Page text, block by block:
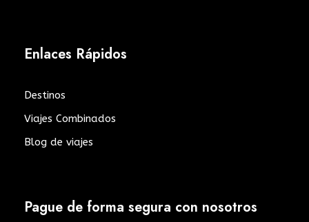
Enlaces Rápidos
Destinos
Viajes Combinados
Blog de viajes
Pague de forma segura con nosotros